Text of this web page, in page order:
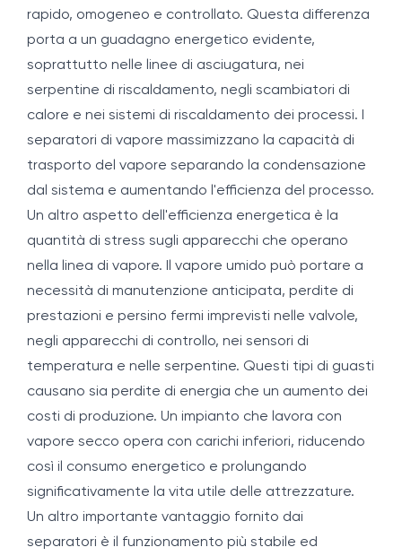
rapido, omogeneo e controllato. Questa differenza
porta a un guadagno energetico evidente,
soprattutto nelle linee di asciugatura, nei
serpentine di riscaldamento, negli scambiatori di
calore e nei sistemi di riscaldamento dei processi. I
separatori di vapore massimizzano la capacità di
trasporto del vapore separando la condensazione
dal sistema e aumentando l'efficienza del processo.
Un altro aspetto dell'efficienza energetica è la
quantità di stress sugli apparecchi che operano
nella linea di vapore. Il vapore umido può portare a
necessità di manutenzione anticipata, perdite di
prestazioni e persino fermi imprevisti nelle valvole,
negli apparecchi di controllo, nei sensori di
temperatura e nelle serpentine. Questi tipi di guasti
causano sia perdite di energia che un aumento dei
costi di produzione. Un impianto che lavora con
vapore secco opera con carichi inferiori, riducendo
così il consumo energetico e prolungando
significativamente la vita utile delle attrezzature.
Un altro importante vantaggio fornito dai
separatori è il funzionamento più stabile ed